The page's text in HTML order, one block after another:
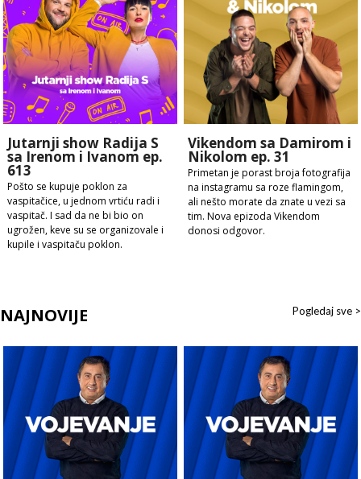
Jutarnji show Radija S
sa Irenom i Ivanom ep.
613
Pošto se kupuje poklon za
vaspitačice, u jednom vrtiću radi i
vaspitač. I sad da ne bi bio on
ugrožen, keve su se organizovale i
kupile i vaspitaču poklon.
Vikendom sa Damirom i
Nikolom ep. 31
Primetan je porast broja fotografija
na instagramu sa roze flamingom,
ali nešto morate da znate u vezi sa
tim. Nova epizoda Vikendom
donosi odgovor.
NAJNOVIJE Pogledaj sve >